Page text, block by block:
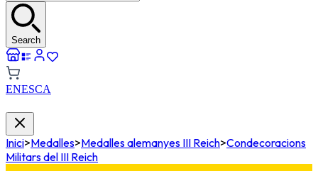
Search
ENESCA
Inici>Medalles>Medalles alemanyes III Reich>Condecoracions
Militars del III Reich